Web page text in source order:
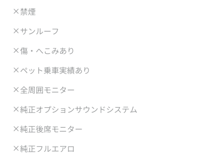
禁煙
サンルーフ
傷・へこみあり
ペット乗車実績あり
全周囲モニター
純正オプションサウンドシステム
純正後席モニター
純正フルエアロ